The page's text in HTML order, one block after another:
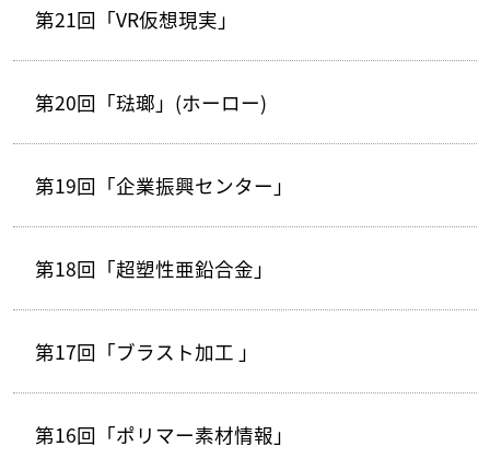
第21回「VR仮想現実」
第20回「琺瑯」(ホーロー)
第19回「企業振興センター」
第18回「超塑性亜鉛合金」
第17回「ブラスト加工 」
第16回「ポリマー素材情報」